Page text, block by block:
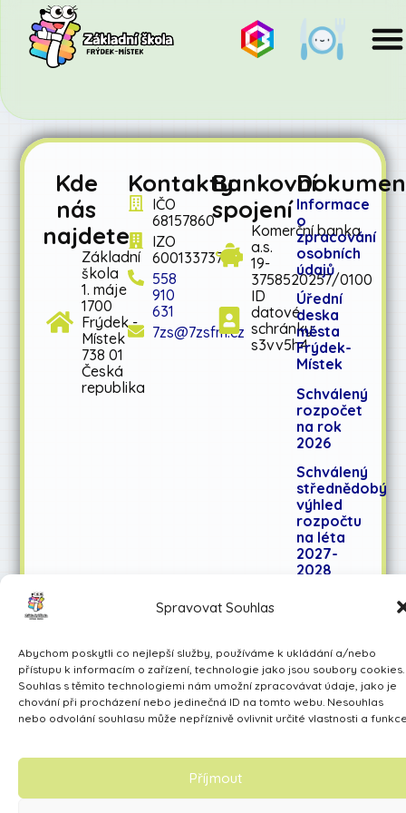
Spravovat Souhlas
Abychom poskytli co nejlepší služby, používáme k ukládání a/nebo
přístupu k informacím o zařízení, technologie jako jsou soubory cookies.
Souhlas s těmito technologiemi nám umožní zpracovávat údaje, jako je
chování při procházení nebo jedinečná ID na tomto webu. Nesouhlas
nebo odvolání souhlasu může nepříznivě ovlivnit určité vlastnosti a
Příjmout
Kde
nás
najdete
Základní
škola
1. máje
1700
Frýdek -
Místek
738 01
Česká
republika
Kontakty
IČO
68157860
IZO
600133737
558
910
631
7zs@7zsfm.cz
Bankovní
spojení
Komerční banka
a.s.
19-
3758520257/0100
ID
datové
schránky:
s3vv5h4
Informace
o
zpracování
osobních
údajů
Úřední
deska
města
Frýdek-
Místek
Schválený
rozpočet
na rok
2026
Schválený
střednědobý
výhled
rozpočtu
na léta
2027-
2028
Made by Avarita